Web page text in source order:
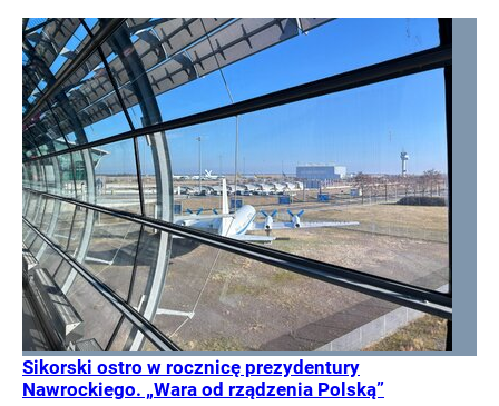
Sikorski ostro w rocznicę prezydentury
Nawrockiego. „Wara od rządzenia Polską”